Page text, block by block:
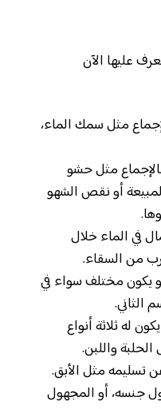
عليها الآن
مثل سمك الماء،
مثل حشو
أو نقص الشهو
في الماء خلال
من السقاء.
يكون مختلف سواء في
الثاني.
له ثلاثة أنواع
واللبن.
تسليمه مثل الأبق.
جنسه، أو المجهول